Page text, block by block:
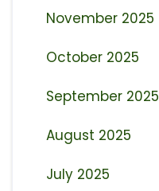
November 2025
October 2025
September 2025
August 2025
July 2025